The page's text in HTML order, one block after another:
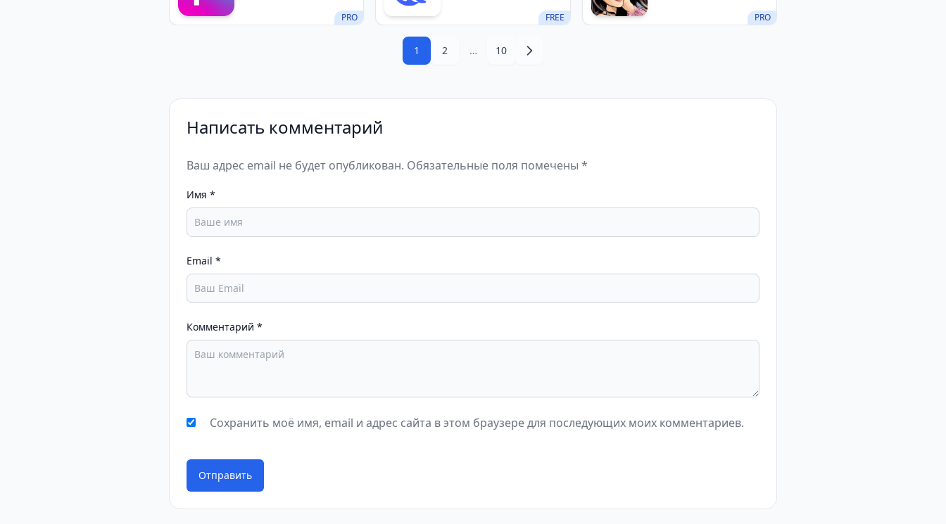
PRO
FREE
PRO
1 2 … 10
Написать комментарий
Ваш адрес email не будет опубликован. Обязательные поля помечены *
Имя *
Email *
Комментарий *
Сохранить моё имя, email и адрес сайта в этом браузере для последующих моих комментариев.
Отправить